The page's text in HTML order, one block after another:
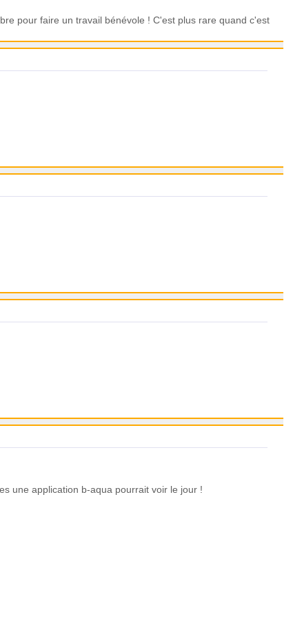
pour faire un travail bénévole ! C'est plus rare quand c'est
une application b-aqua pourrait voir le jour !